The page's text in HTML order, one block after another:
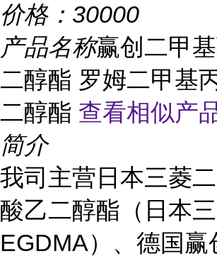
价格： 30000
产品名称赢创二甲
二醇酯 罗姆二甲基
二醇酯 查看相似产
简介
我司主营日本三菱
酸乙二醇酯（日本
EGDMA）、德国赢